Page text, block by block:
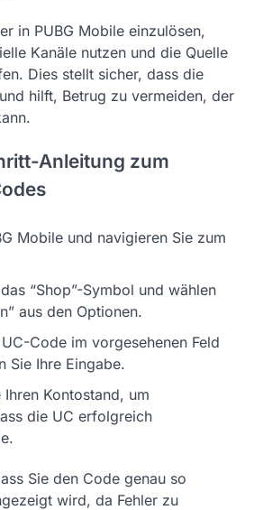
in PUBG Mobile einzulösen,
Kanäle nutzen und die Quelle
Dies stellt sicher, dass die
hilft, Betrug zu vermeiden, der
Anleitung zum
Mobile und navigieren Sie zum
“Shop”-Symbol und wählen
aus den Optionen.
Code im vorgesehenen Feld
Sie Ihre Eingabe.
Kontostand, um
die UC erfolgreich
Sie den Code genau so
wird, da Fehler zu